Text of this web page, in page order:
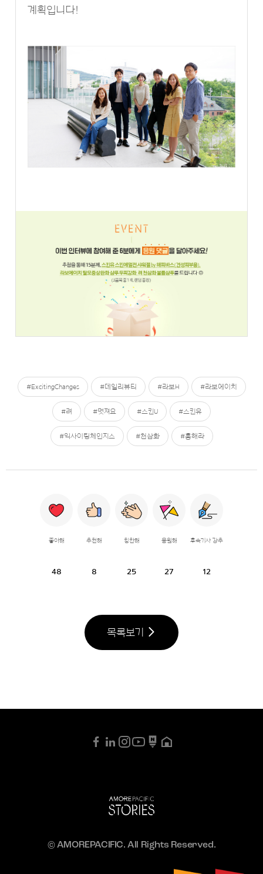
계획입니다!
#ExcitingChanges #데일리뷰티 #라보H #라보에이치
#려 #멋져요 #스킨U #스킨유
#익사이팅체인지스 #천삼화 #흥해라
좋아해
48
추천해
8
칭찬해
25
응원해
27
후속기사 강추
12
목록보기
© AMOREPACIFIC. All Rights Reserved.